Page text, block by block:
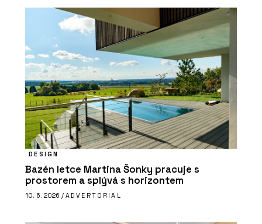
DESIGN
Bazén letce Martina Šonky pracuje s
prostorem a splývá s horizontem
10. 6. 2026 / ADVERTORIAL